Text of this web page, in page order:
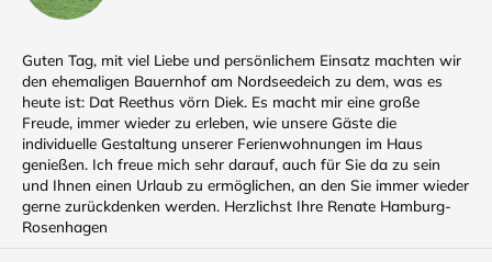
Guten Tag, mit viel Liebe und persönlichem Einsatz machten wir
den ehemaligen Bauernhof am Nordseedeich zu dem, was es
heute ist: Dat Reethus vörn Diek. Es macht mir eine große
Freude, immer wieder zu erleben, wie unsere Gäste die
individuelle Gestaltung unserer Ferienwohnungen im Haus
genießen. Ich freue mich sehr darauf, auch für Sie da zu sein
und Ihnen einen Urlaub zu ermöglichen, an den Sie immer wieder
gerne zurückdenken werden. Herzlichst Ihre Renate Hamburg-
Rosenhagen